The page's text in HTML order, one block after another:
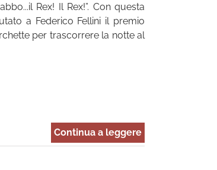
Rex! Il Rex!”. Con questa
a Federico Fellini il premio
per trascorrere la notte al
Continua a leggere